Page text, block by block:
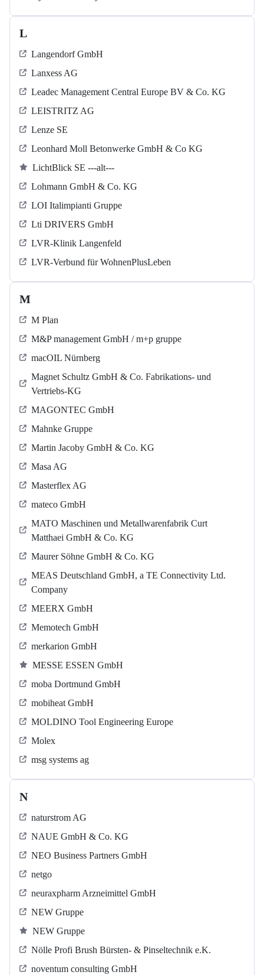
L
Langendorf GmbH
Lanxess AG
Leadec Management Central Europe BV & Co. KG
LEISTRITZ AG
Lenze SE
Leonhard Moll Betonwerke GmbH & Co KG
LichtBlick SE ---alt---
Lohmann GmbH & Co. KG
LOI Italimpianti Gruppe
Lti DRIVERS GmbH
LVR-Klinik Langenfeld
LVR-Verbund für WohnenPlusLeben
M
M Plan
M&P management GmbH / m+p gruppe
macOIL Nürnberg
Magnet Schultz GmbH & Co. Fabrikations- und
Vertriebs-KG
MAGONTEC GmbH
Mahnke Gruppe
Martin Jacoby GmbH & Co. KG
Masa AG
Masterflex AG
mateco GmbH
MATO Maschinen und Metallwarenfabrik Curt
Matthaei GmbH & Co. KG
Maurer Söhne GmbH & Co. KG
MEAS Deutschland GmbH, a TE Connectivity Ltd.
Company
MEERX GmbH
Memotech GmbH
merkarion GmbH
MESSE ESSEN GmbH
moba Dortmund GmbH
mobiheat GmbH
MOLDINO Tool Engineering Europe
Molex
msg systems ag
N
naturstrom AG
NAUE GmbH & Co. KG
NEO Business Partners GmbH
netgo
neuraxpharm Arzneimittel GmbH
NEW Gruppe
NEW Gruppe
Nölle Profi Brush Bürsten- & Pinseltechnik e.K.
noventum consulting GmbH